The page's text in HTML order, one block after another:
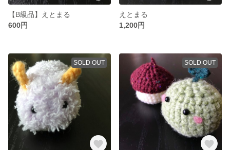
【B級品】えとまる
600円
えとまる
1,200円
SOLD OUT SOLD OUT